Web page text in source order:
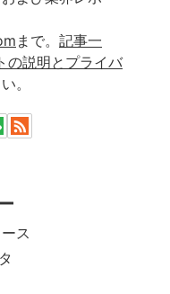
まで。 記事一
の説明とプライバ
。
ス